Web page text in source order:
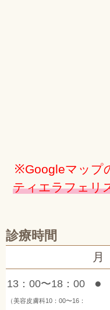
※Googleマップ
ティエラフェリ
診療時間
月
13：00〜18：00
（美容皮膚科10：00〜16：
●